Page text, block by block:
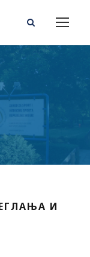
И